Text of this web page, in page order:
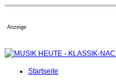
Anzeige
Startseite